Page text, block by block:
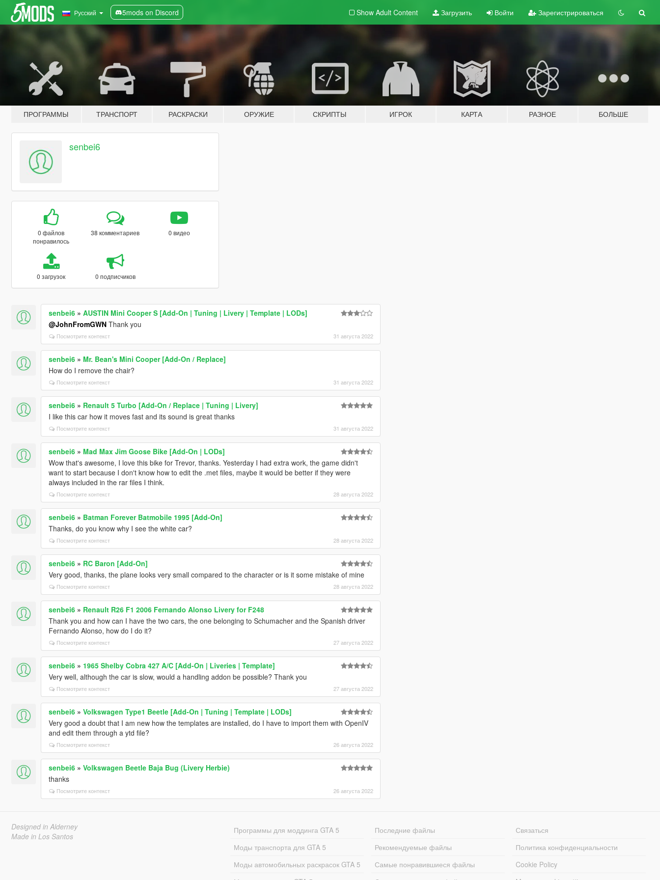
Русский 5mods on Discord Show Adult Content Загрузить Войти Зарегистрироваться
ПРОГРАММЫ ТРАНСПОРТ РАСКРАСКИ ОРУЖИЕ СКРИПТЫ ИГРОК КАРТА РАЗНОЕ БОЛЬШЕ
senbei6
0 файлов
понравилось
38 комментариев 0 видео
0 загрузок 0 подписчиков
senbei6» AUSTIN Mini Cooper S [Add-On | Tuning | Livery | Template | LODs]
@JohnFromGWNThank you
Посмотрите контекст 31 августа 2022
senbei6» Mr. Bean's Mini Cooper [Add-On / Replace]
How do I remove the chair?
Посмотрите контекст 31 августа 2022
senbei6» Renault 5 Turbo [Add-On / Replace | Tuning | Livery]
I like this car how it moves fast and its sound is great thanks
Посмотрите контекст 31 августа 2022
senbei6» Mad Max Jim Goose Bike [Add-On | LODs]
Wow that's awesome, I love this bike for Trevor, thanks. Yesterday I had extra work, the game didn't
want to start because I don't know how to edit the .met files, maybe it would be better if they were
always included in the rar files I think.
Посмотрите контекст 28 августа 2022
senbei6» Batman Forever Batmobile 1995 [Add-On]
Thanks, do you know why I see the white car?
Посмотрите контекст 28 августа 2022
senbei6» RC Baron [Add-On]
Very good, thanks, the plane looks very small compared to the character or is it some mistake of mine
Посмотрите контекст 28 августа 2022
senbei6» Renault R26 F1 2006 Fernando Alonso Livery for F248
Thank you and how can I have the two cars, the one belonging to Schumacher and the Spanish driver
Fernando Alonso, how do I do it?
Посмотрите контекст 27 августа 2022
senbei6» 1965 Shelby Cobra 427 A/C [Add-On | Liveries | Template]
Very well, although the car is slow, would a handling addon be possible? Thank you
Посмотрите контекст 27 августа 2022
senbei6» Volkswagen Type1 Beetle [Add-On | Tuning | Template | LODs]
Very good a doubt that I am new how the templates are installed, do I have to import them with OpenIV
and edit them through a ytd file?
Посмотрите контекст 26 августа 2022
senbei6» Volkswagen Beetle Baja Bug (Livery Herbie)
thanks
Посмотрите контекст 26 августа 2022
Designed in Alderney
Made in Los Santos
Программы для моддинга GTA 5
Моды транспорта для GTA 5
Моды автомобильных раскрасок GTA 5
Последние файлы
Рекомендуемые файлы
Самые понравившиеся файлы
Связаться
Политика конфиденциальности
Cookie Policy